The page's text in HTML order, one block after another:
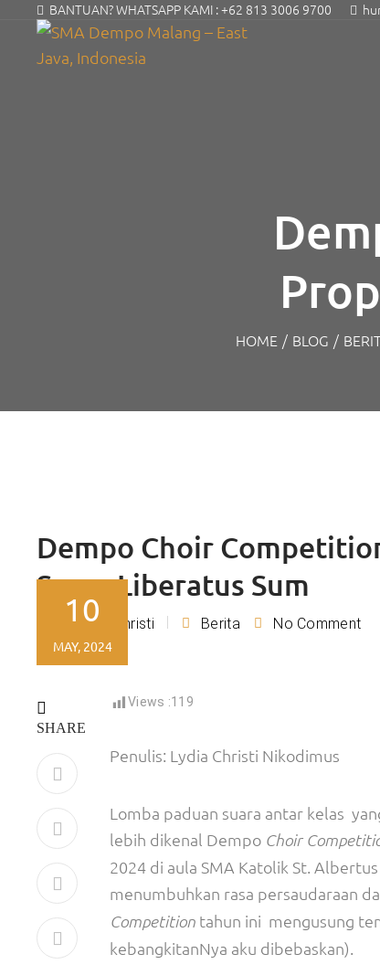
BANTUAN? WHATSAPP KAMI :+62 813 3006 9700
HOME / BLOG /
Dempo Choir
Suam Liberatus Sum
Lydia Christi Berita No Comment
10
MAY, 2024
SHARE
Views :119
Penulis: Lydia Christi Nikodimus
Lomba paduan suara antar kelas
lebih dikenal Dempo Choir
2024 di aula SMA Katolik St.
menumbuhkan rasa persaudaraan
Competition tahun ini mengusung
kebangkitanNya aku dibebaskan).